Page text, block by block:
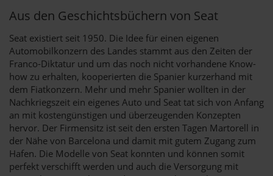
Aus den Geschichtsbüchern von Seat
Seat existiert seit 1950. Die Idee für einen eigenen
Automobilkonzern des Landes stammt aus den Zeiten der
Franco-Diktatur und um das noch nicht vorhandene Know-
how zu erhalten, kooperierten die Spanier kurzerhand mit
dem Fiatkonzern. Mehr und mehr Spanier wollten in der
Nachkriegszeit ein eigenes Auto und Seat tat sich von Anfang
an mit kostengünstigen und überzeugenden Konzepten
hervor. Der Firmensitz ist seit den ersten Tagen Martorell in
der Nähe von Barcelona und damit mit gutem Zugang zum
Hafen. Die Modelle von Seat konnten und können somit
perfekt verschifft werden und auch die Versorgung mit